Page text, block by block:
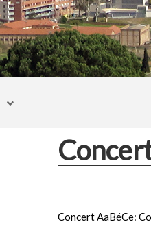
Concert AaBéCe: